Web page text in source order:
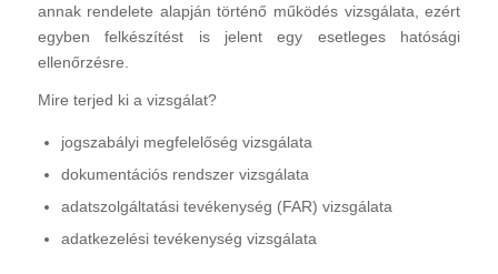
annak rendelete alapján történő működés vizsgálata, ezért
egyben felkészítést is jelent egy esetleges hatósági
ellenőrzésre.
Mire terjed ki a vizsgálat?
jogszabályi megfelelőség vizsgálata
dokumentációs rendszer vizsgálata
adatszolgáltatási tevékenység (FAR) vizsgálata
adatkezelési tevékenység vizsgálata